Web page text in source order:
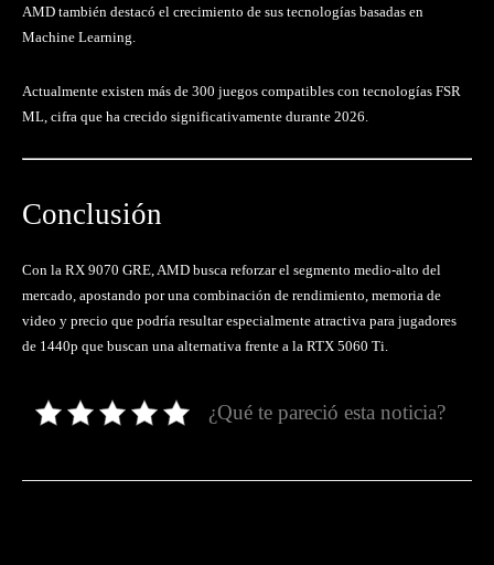
AMD también destacó el crecimiento de sus tecnologías basadas en
Machine Learning.
Actualmente existen más de 300 juegos compatibles con tecnologías FSR
ML, cifra que ha crecido significativamente durante 2026.
Conclusión
Con la RX 9070 GRE, AMD busca reforzar el segmento medio-alto del
mercado, apostando por una combinación de rendimiento, memoria de
video y precio que podría resultar especialmente atractiva para jugadores
de 1440p que buscan una alternativa frente a la RTX 5060 Ti.
¿Qué te pareció esta noticia?